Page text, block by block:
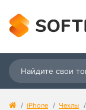
iPhone Чехлы